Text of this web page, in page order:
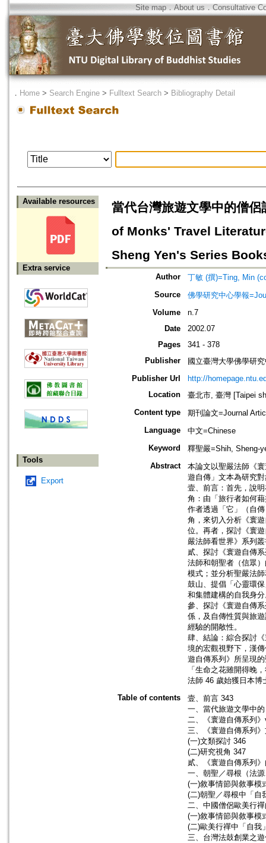
Site map．About us ． Consultative
． Home > Search Engine > Fulltext Search > Bibliography Detail
Available resources
Extra service
Tools
Export
當代台灣旅遊文學中的僧
of Monks' Travel
Sheng Yen's Series
Author
丁敏 (撰)=Ting, Min
Source
佛學研究中心學報
Volume
n.7
Date
2002.07
Pages
341 - 378
Publisher
國立臺灣大學佛學研
Publisher Url
http://
Location
臺北市, 臺灣 [Taipei
Content type
期刊論文=Journal
Language
中文=Chinese
Keyword
釋聖嚴=Shih, Sheng-
Abstract
本論文以聖嚴法師《
遊自傳」文本為研究
壹、前言：首先，說
角：由「旅行者如何
作者透過「它」（自
角，來切入分析《寰
位。再者，探討《寰
嚴法師看世界》系列
貳、探討《寰遊自傳
法師和朝聖者（信眾
模式；並分析聖嚴法
鼓山、提倡「心靈環
和集體建構的自我身
參、探討《寰遊自傳
係，及自傳性質與旅
經驗的開敞性。
肆、結論：綜合探討
境的宏觀視野下，漢
遊自傳系列》所呈現
「生命之花雖開得晚
法師 46 歲始獲日本博
Table of contents
壹、前言 343
一、當代旅遊文學中
二、《寰遊自傳系列
三、《寰遊自傳系列
(一)文類探討 346
(二)研究視角 347
貳、《寰遊自傳系列
一、朝聖／尋根（法
(一)敘事情節與敘事模
(二)朝聖／尋根中「自
二、中國僧侶歐美行
(一)敘事情節與敘事模
(二)歐美行禪中「自我
三、台灣法鼓創業之